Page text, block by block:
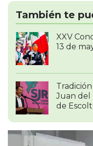
También te
XXV
13 de
Juan del
de